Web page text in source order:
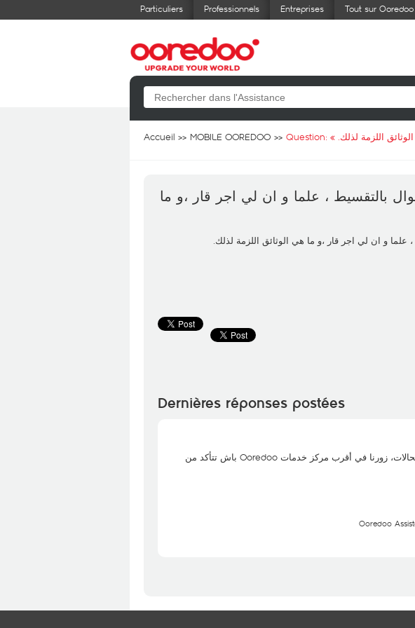
Particuliers Professionnels Entreprises Tout sur Ooredoo
Accueil MOBILE OOREDOO Question: « اللزمة لذلك.
بالتقسيط ، علما و ان لي اجر قار ،و ما
و ان لي اجر قار ،و ما هي الوثائق اللزمة لذلك.
Dernières réponses postées
خدمة تسهيل متوقفة حالياً، في كل الحالات، زورنا في أقرب مركز خدمات Ooredoo باش تتأكد من
Ooredoo